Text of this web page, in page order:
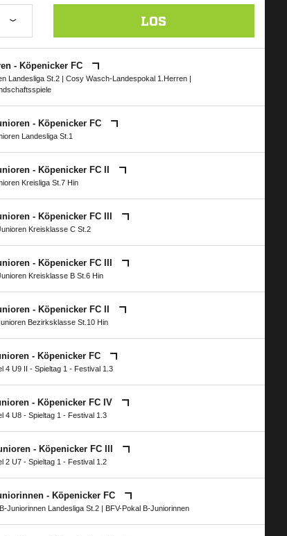
LOS
- Köpenicker FC
Landesliga St.2 |Cosy Wasch-Landespokal 1.Herren |
- Köpenicker FC
Landesliga St.1
- Köpenicker FC II
Kreisliga St.7 Hin
- Köpenicker FC III
Kreisklasse C St.2
- Köpenicker FC III
Kreisklasse B St.6 Hin
- Köpenicker FC II
Bezirksklasse St.10 Hin
- Köpenicker FC
4 U9 II - Spieltag 1 - Festival 1.3
- Köpenicker FC IV
4 U8 - Spieltag 1 - Festival 1.3
- Köpenicker FC III
2 U7 - Spieltag 1 - Festival 1.2
- Köpenicker FC
Juniorinnen Landesliga St.2 | BFV-Pokal B-Juniorinnen